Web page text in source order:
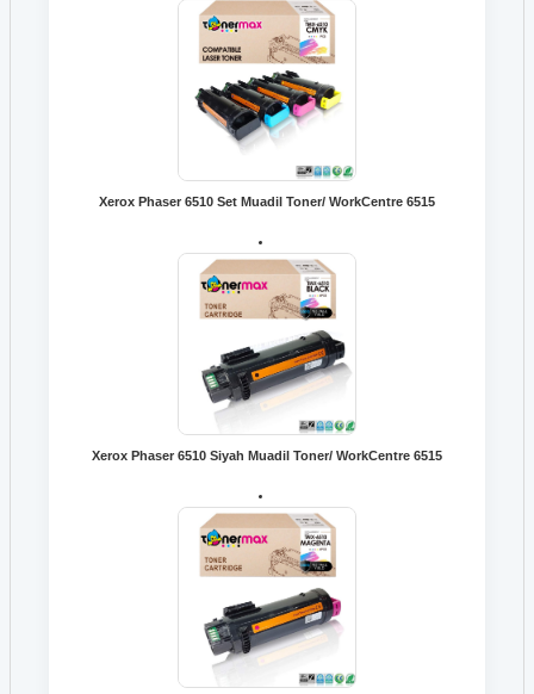
Xerox Phaser 6510 Set Muadil Toner/ WorkCentre 6515
Xerox Phaser 6510 Siyah Muadil Toner/ WorkCentre 6515